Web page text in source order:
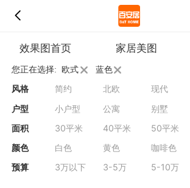
效果图首页 家居美图
您正在选择: 欧式 蓝色
风格 简约 北欧 现代
户型
小户型 公寓 别墅
面积
30平米 40平米 50平米
颜色
白色 黄色 咖啡色
预算
3万以下 3-5万 5-10万